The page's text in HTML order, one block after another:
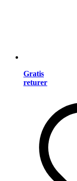
Gratis
returer